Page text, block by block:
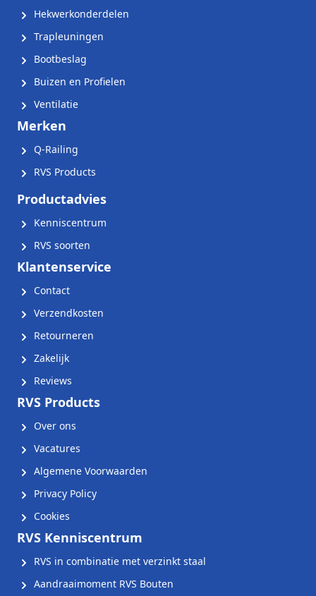
Hekwerkonderdelen
Trapleuningen
Bootbeslag
Buizen en Profielen
Ventilatie
Merken
Q-Railing
RVS Products
Productadvies
Kenniscentrum
RVS soorten
Klantenservice
Contact
Verzendkosten
Retourneren
Zakelijk
Reviews
RVS Products
Over ons
Vacatures
Algemene Voorwaarden
Privacy Policy
Cookies
RVS Kenniscentrum
RVS in combinatie met verzinkt staal
Aandraaimoment RVS Bouten